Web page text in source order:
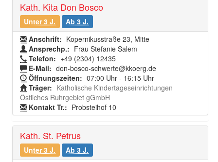
Kath. Kita Don Bosco
Unter 3 J.
Ab 3 J.
Anschrift: Kopernikusstraße 23, Mitte
Ansprechp.: Frau Stefanie Salem
Telefon: +49 (2304) 12435
E-Mail: don-bosco-schwerte@kkoerg.de
Öffnungszeiten: 07:00 Uhr - 16:15 Uhr
Träger: Katholische Kindertageseinrichtungen
Östliches Ruhrgebiet gGmbH
Kontakt Tr.: Probsteihof 10
Kath. St. Petrus
Unter 3 J.
Ab 3 J.